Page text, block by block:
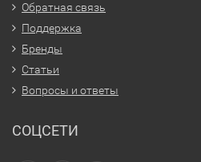
Обратная связь
Поддержка
Бренды
Статьи
Вопросы и ответы
СОЦСЕТИ